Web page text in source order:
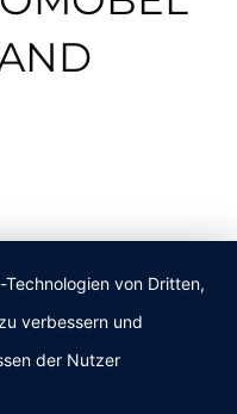
von Dritten,
verbessern und
der Nutzer